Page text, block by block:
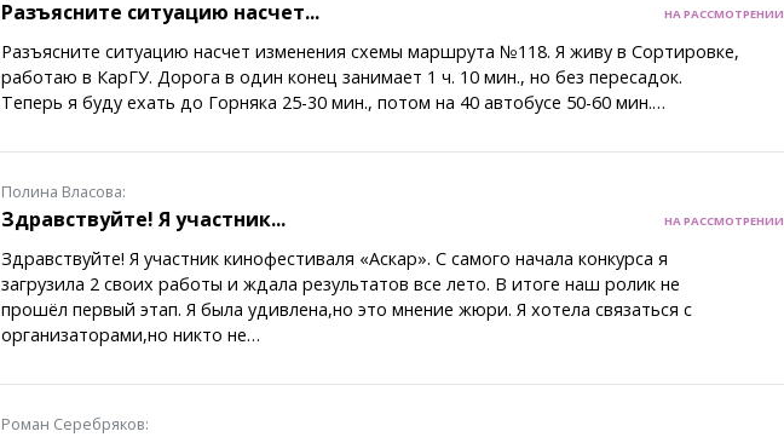
Купить шины, легко!
Разъясните ситуацию насчет... НА РАССМОТРЕНИИ
Разъясните ситуацию насчет изменения схемы маршрута №118. Я живу в Сортировке,
работаю в КарГУ. Дорога в один конец занимает 1 ч. 10 мин., но без пересадок.
Теперь я буду ехать до Горняка 25-30 мин., потом на 40 автобусе 50-60 мин.…
Полина Власова:
Здравствуйте! Я участник... НА РАССМОТРЕНИИ
Здравствуйте! Я участник кинофестиваля «Аскар». С самого начала конкурса я
загрузила 2 своих работы и ждала результатов все лето. В итоге наш ролик не
прошёл первый этап. Я была удивлена,но это мнение жюри. Я хотела связаться с
организаторами,но никто не…
Роман Серебряков: